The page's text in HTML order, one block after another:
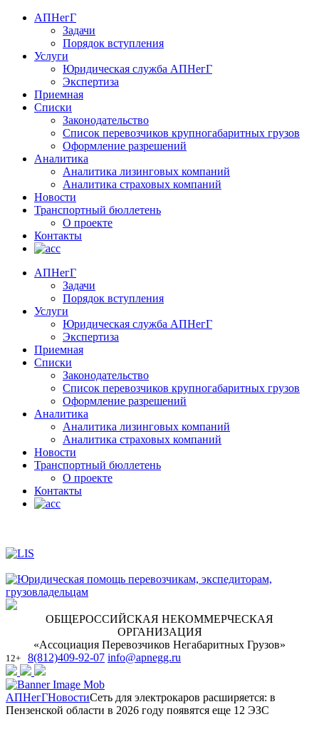
АПНегГ
Задачи
Порядок вступления
Услуги
Юридическая служба АПНегГ
Экспертиза
Приемная
Списки
Законодательство
Список перевозчиков крупногабаритных грузов
Оформление разрешений
Аналитика
Аналитика лизинговых компаний
Aналитика страховых компаний
Новости
Транспортный бюллетень
О проекте
Контакты
АПНегГ
Задачи
Порядок вступления
Услуги
Юридическая служба АПНегГ
Экспертиза
Приемная
Списки
Законодательство
Список перевозчиков крупногабаритных грузов
Оформление разрешений
Аналитика
Аналитика лизинговых компаний
Aналитика страховых компаний
Новости
Транспортный бюллетень
О проекте
Контакты
ОБЩЕРОССИЙСКАЯ НЕКОММЕРЧЕСКАЯ
ОРГАНИЗАЦИЯ
«Ассоциация Перевозчиков Негабаритных Грузов»
12+ 8(812)409-92-07 info@apnegg.ru
АПНегГНовостиСеть для электрокаров расширяется: в
Пензенской области в 2026 году появятся еще 12 ЭЗС